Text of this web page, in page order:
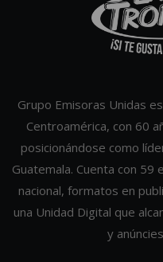
Grupo Emisoras Unidas
Centroamérica, con 60
posicionándose como
Guatemala. Cuenta con
nacional, formatos en
una Unidad Digital que
y